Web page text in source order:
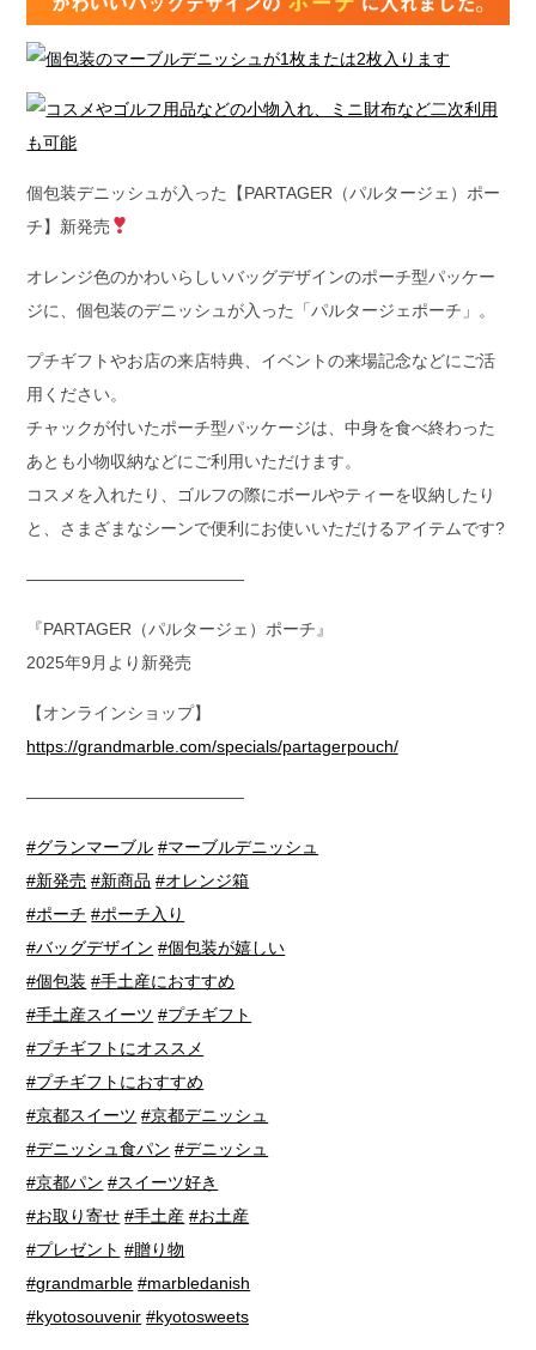
個包装デニッシュが入った【PARTAGER（パルタージェ）ポー
チ】新発売
オレンジ色のかわいらしいバッグデザインのポーチ型パッケー
ジに、個包装のデニッシュが入った「パルタージェポーチ」。
プチギフトやお店の来店特典、イベントの来場記念などにご活
用ください。
チャックが付いたポーチ型パッケージは、中身を食べ終わった
あとも小物収納などにご利用いただけます。
コスメを入れたり、ゴルフの際にボールやティーを収納したり
と、さまざまなシーンで便利にお使いいただけるアイテムです?
—————————————
『PARTAGER（パルタージェ）ポーチ』
2025年9月より新発売
【オンラインショップ】
https://grandmarble.com/specials/partagerpouch/
—————————————
#グランマーブル #マーブルデニッシュ
#新発売 #新商品 #オレンジ箱
#ポーチ #ポーチ入り
#バッグデザイン #個包装が嬉しい
#個包装 #手土産におすすめ
#手土産スイーツ #プチギフト
#プチギフトにオススメ
#プチギフトにおすすめ
#京都スイーツ #京都デニッシュ
#デニッシュ食パン #デニッシュ
#京都パン #スイーツ好き
#お取り寄せ #手土産 #お土産
#プレゼント #贈り物
#grandmarble #marbledanish
#kyotosouvenir #kyotosweets